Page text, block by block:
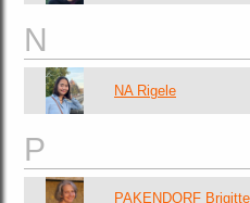
N
NA Rigele
P
PAKENDORF Brigitte